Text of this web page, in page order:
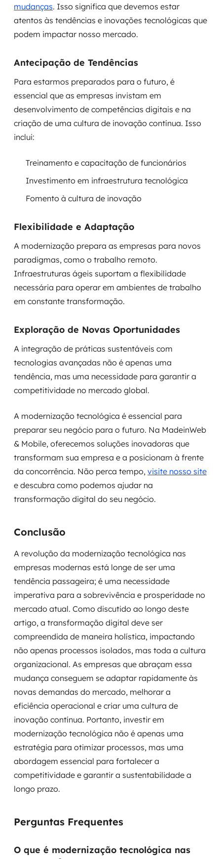
mudanças. Isso significa que devemos estar
atentos às tendências e inovações tecnológicas que
podem impactar nosso mercado.
Antecipação de Tendências
Para estarmos preparados para o futuro, é
essencial que as empresas invistam em
desenvolvimento de competências digitais e na
criação de uma cultura de inovação contínua. Isso
inclui:
Treinamento e capacitação de funcionários
Investimento em infraestrutura tecnológica
Fomento à cultura de inovação
Flexibilidade e Adaptação
A modernização prepara as empresas para novos
paradigmas, como o trabalho remoto.
Infraestruturas ágeis suportam a flexibilidade
necessária para operar em ambientes de trabalho
em constante transformação.
Exploração de Novas Oportunidades
A integração de práticas sustentáveis com
tecnologias avançadas não é apenas uma
tendência, mas uma necessidade para garantir a
competitividade no mercado global.
A modernização tecnológica é essencial para
preparar seu negócio para o futuro. Na MadeinWeb
& Mobile, oferecemos soluções inovadoras que
transformam sua empresa e a posicionam à frente
da concorrência. Não perca tempo, visite nosso site
e descubra como podemos ajudar na
transformação digital do seu negócio.
Conclusão
A revolução da modernização tecnológica nas
empresas modernas está longe de ser uma
tendência passageira; é uma necessidade
imperativa para a sobrevivência e prosperidade no
mercado atual. Como discutido ao longo deste
artigo, a transformação digital deve ser
compreendida de maneira holística, impactando
não apenas processos isolados, mas toda a cultura
organizacional. As empresas que abraçam essa
mudança conseguem se adaptar rapidamente às
novas demandas do mercado, melhorar a
eficiência operacional e criar uma cultura de
inovação contínua. Portanto, investir em
modernização tecnológica não é apenas uma
estratégia para otimizar processos, mas uma
abordagem essencial para fortalecer a
competitividade e garantir a sustentabilidade a
longo prazo.
Perguntas Frequentes
O que é modernização tecnológica nas